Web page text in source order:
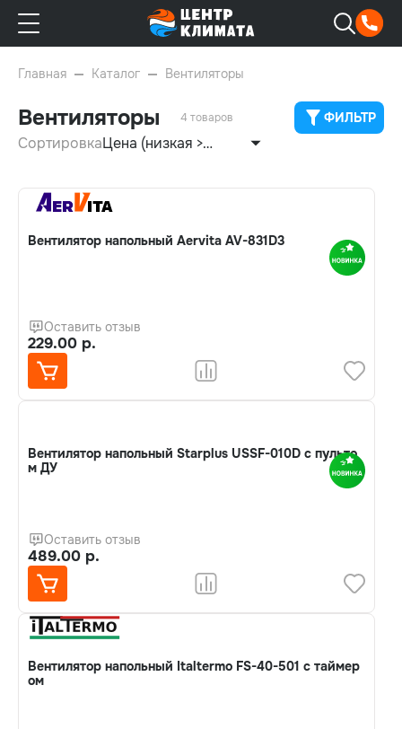
Главная Каталог Вентиляторы
Вентиляторы 4 товаров ФИЛЬТР
СортировкаЦена (низкая >
Вентилятор напольный Aervita AV-831D3
Оставить отзыв
229.00 р.
Вентилятор напольный Starplus USSF-010D с пульто
м ДУ
Оставить отзыв
489.00 р.
Вентилятор напольный Italtermo FS-40-501 с таймер
ом